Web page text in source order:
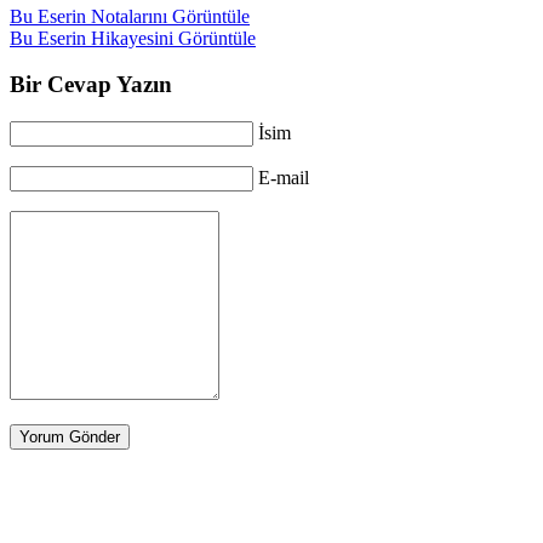
Bu Eserin Notalarını Görüntüle
Bu Eserin Hikayesini Görüntüle
Bir Cevap Yazın
İsim
E-mail